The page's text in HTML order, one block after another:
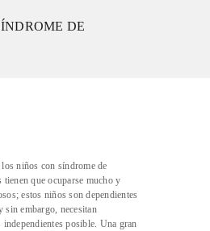
DE
los niños con síndrome de
que ocuparse mucho y
estos niños son dependientes
sin embargo, necesitan
independientes posible. Una gran